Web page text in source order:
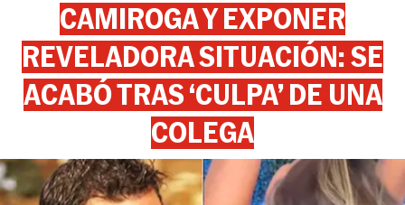
CAMIROGA Y EXPONER
REVELADORA SITUACIÓN: SE
ACABÓ TRAS ‘CULPA’ DE UNA
COLEGA